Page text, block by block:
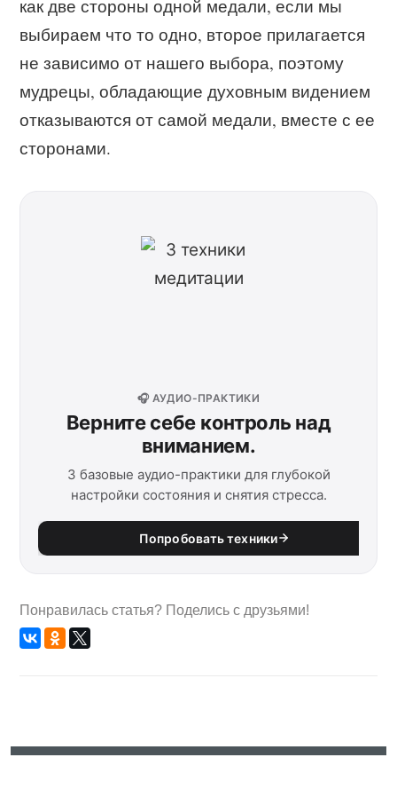
как две стороны одной медали, если мы
выбираем что то одно, второе прилагается
не зависимо от нашего выбора, поэтому
мудрецы, обладающие духовным видением
отказываются от самой медали, вместе с ее
сторонами.
🎧 АУДИО-ПРАКТИКИ
Верните себе контроль над
вниманием.
3 базовые аудио-практики для глубокой
настройки состояния и снятия стресса.
Попробовать техники
Понравилась статья? Поделись с друзьями!